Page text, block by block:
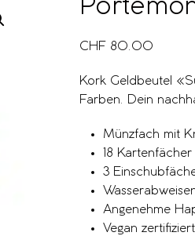
CHF 80.00
Kork Geldbeutel
Farben. Dein
Münzfach mit
18
3
Angenehme
Vegan